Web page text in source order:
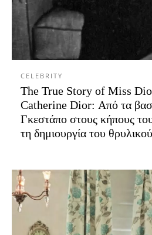
CELEBRITY
The True Story of Miss
Catherine Dior: Από τα
Γκεστάπο στους κήπους
τη δημιουργία του